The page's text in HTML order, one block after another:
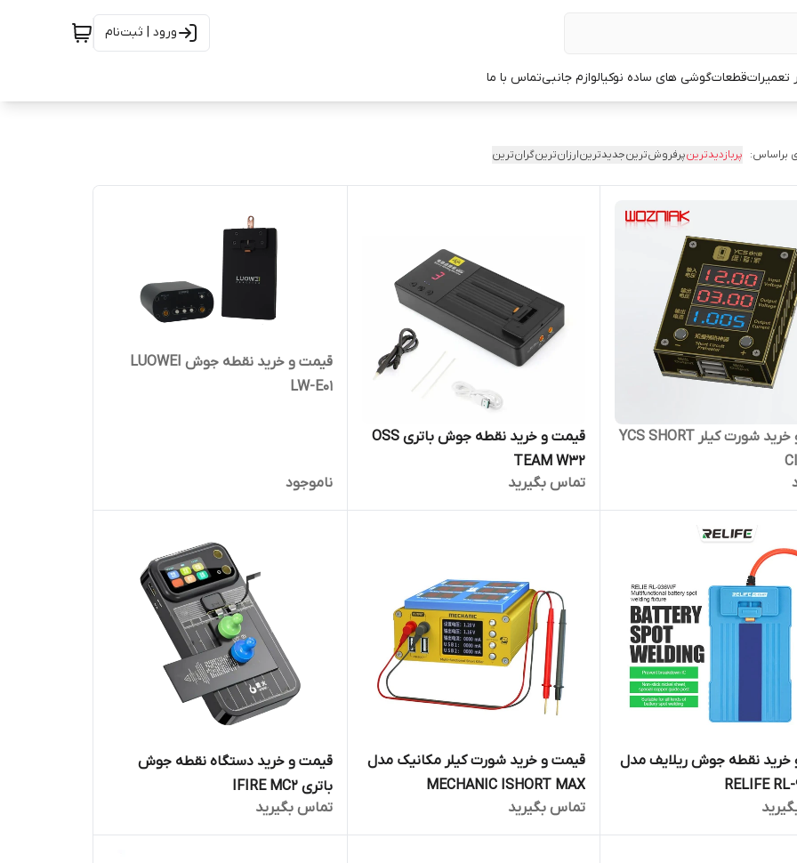
ورود | ثبت‌نام
تعمیراتقطعاتگوشی های ساده نوکیالوازم جانبیتماس با ما
براساس: پربازدیدترینپرفروش‌ترینجدیدترینارزان‌ترینگران‌ترین
قیمت و خرید شورت کیلر YCS SHORT
قیمت و خرید نقطه جوش باتری OSS
TEAM W32
تماس بگیرید
قیمت و خرید نقطه جوش LUOWEI
LW-E01
ناموجود
خرید نقطه جوش ریلایف مدل
RELIFE
قیمت و خرید شورت کیلر مکانیک مدل
MECHANIC ISHORT MAX
تماس بگیرید
قیمت و خرید دستگاه نقطه جوش
باتری IFIRE MC2
تماس بگیرید